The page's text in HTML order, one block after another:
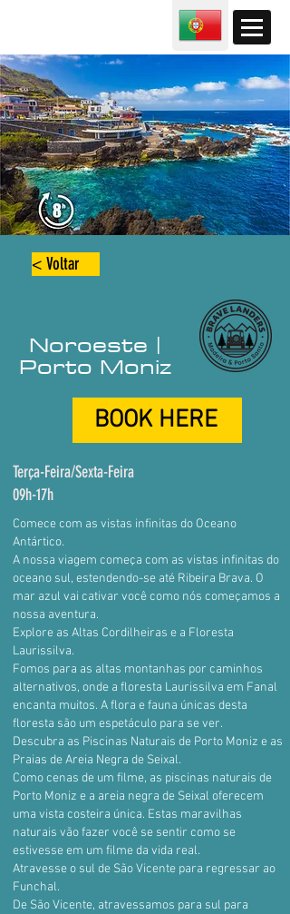
< Voltar
Noroeste |
Porto Moniz
BOOK HERE
Terça-Feira/Sexta-Feira
09h-17h
Comece com as vistas infinitas do Oceano
Antártico.
A nossa viagem começa com as vistas infinitas do
oceano sul, estendendo-se até Ribeira Brava. O
mar azul vai cativar você como nós começamos a
nossa aventura.
Explore as Altas Cordilheiras e a Floresta
Laurissilva.
Fomos para as altas montanhas por caminhos
alternativos, onde a floresta Laurissilva em Fanal
encanta muitos. A flora e fauna únicas desta
floresta são um espetáculo para se ver.
Descubra as Piscinas Naturais de Porto Moniz e as
Praias de Areia Negra de Seixal.
Como cenas de um filme, as piscinas naturais de
Porto Moniz e a areia negra de Seixal oferecem
uma vista costeira única. Estas maravilhas
naturais vão fazer você se sentir como se
estivesse em um filme da vida real.
Atravesse o sul de São Vicente para regressar ao
Funchal.
De São Vicente, atravessamos para sul para